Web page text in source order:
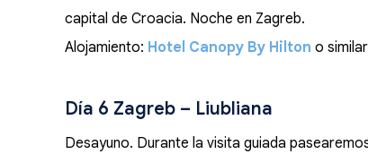
capital de Croacia. Noche en Zagreb.
Alojamiento: Hotel Canopy By Hilton o
Día 6 Zagreb – Liubliana
Desayuno. Durante la visita guiada